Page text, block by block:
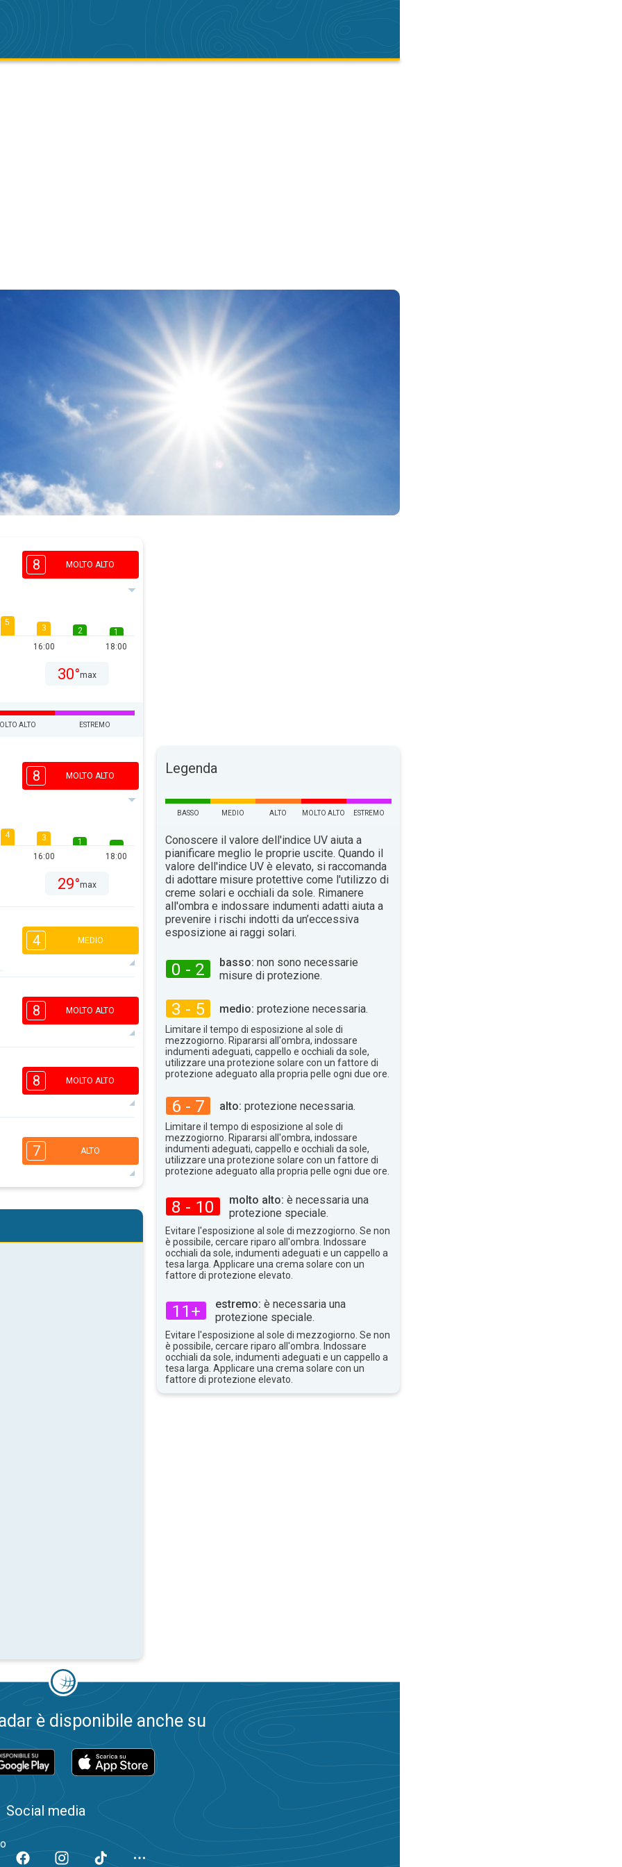
8 MOLTO ALTO
5
3
16:00
2
1
18:00
30°max
ALTO ESTREMO
8 MOLTO ALTO
4
3
16:00
1
18:00
29°max
4 MEDIO
16:00
1
18:00
8 MOLTO ALTO
3
16:00
1
30°max
8 MOLTO ALTO
3
16:00
29°max
7 ALTO
3
Legenda
BASSO MEDIO ALTO MOLTO ALTO ESTREMO
Conoscere il valore dell'indice UV aiuta a
pianificare meglio le proprie uscite. Quando il
valore dell'indice UV è elevato, si raccomanda
di adottare misure protettive come l'utilizzo di
creme solari e occhiali da sole. Rimanere
all'ombra e indossare indumenti adatti aiuta a
prevenire i rischi indotti da un’eccessiva
esposizione ai raggi solari.
0 - 2 basso: non sono necessarie
misure di protezione.
3 - 5 medio: protezione necessaria.
Limitare il tempo di esposizione al sole di
mezzogiorno. Ripararsi all'ombra, indossare
indumenti adeguati, cappello e occhiali da sole,
utilizzare una protezione solare con un fattore di
protezione adeguato alla propria pelle ogni due ore.
6 - 7 alto: protezione necessaria.
Limitare il tempo di esposizione al sole di
mezzogiorno. Ripararsi all'ombra, indossare
indumenti adeguati, cappello e occhiali da sole,
utilizzare una protezione solare con un fattore di
protezione adeguato alla propria pelle ogni due ore.
8 - 10 molto alto: è necessaria una
protezione speciale.
Evitare l'esposizione al sole di mezzogiorno. Se non
è possibile, cercare riparo all'ombra. Indossare
occhiali da sole, indumenti adeguati e un cappello a
tesa larga. Applicare una crema solare con un
fattore di protezione elevato.
11+ estremo: è necessaria una
protezione speciale.
Evitare l'esposizione al sole di mezzogiorno. Se non
è possibile, cercare riparo all'ombra. Indossare
occhiali da sole, indumenti adeguati e un cappello a
tesa larga. Applicare una crema solare con un
fattore di protezione elevato.
è disponibile anche su
Social media